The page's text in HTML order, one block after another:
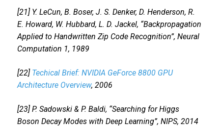
[21] Y. LeCun, B. Boser, J. S. Denker, D. Henderson, R.
E. Howard, W. Hubbard, L. D. Jackel, “Backpropagation
Applied to Handwritten Zip Code Recognition”, Neural
Computation 1, 1989
[22] Techical Brief: NVIDIA GeForce 8800 GPU
Architecture Overview, 2006
[23] P. Sadowski & P. Baldi, “Searching for Higgs
Boson Decay Modes with Deep Learning”, NIPS, 2014